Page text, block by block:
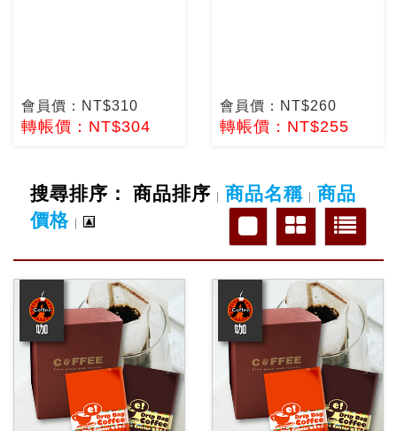
會員價：NT$310
轉帳價：NT$304
會員價：NT$260
轉帳價：NT$255
搜尋排序： 商品排序 | 商品名稱 | 商品
價格 |